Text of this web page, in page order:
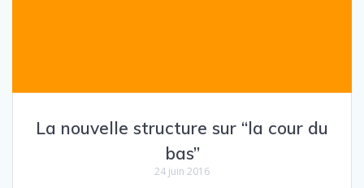
La nouvelle structure sur “la cour du
bas”
24 juin 2016